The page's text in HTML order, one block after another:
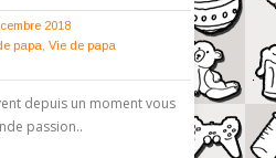
2018
papa Vie de papa
depuis un moment vous
passion..